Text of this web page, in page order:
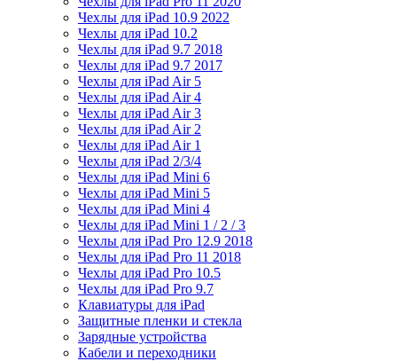
Чехлы для iPad 10.9 2022
Чехлы для iPad 10.2
Чехлы для iPad 9.7 2018
Чехлы для iPad 9.7 2017
Чехлы для iPad Air 5
Чехлы для iPad Air 4
Чехлы для iPad Air 3
Чехлы для iPad Air 2
Чехлы для iPad Air 1
Чехлы для iPad 2/3/4
Чехлы для iPad Mini 6
Чехлы для iPad Mini 5
Чехлы для iPad Mini 4
Чехлы для iPad Mini 1 / 2 / 3
Чехлы для iPad Pro 12.9 2018
Чехлы для iPad Pro 11 2018
Чехлы для iPad Pro 10.5
Чехлы для iPad Pro 9.7
Клавиатуры для iPad
Защитные пленки и стекла
Зарядные устройства
Кабели и переходники